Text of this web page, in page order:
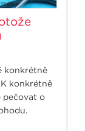
konkrétně
konkrétně
pečovat o